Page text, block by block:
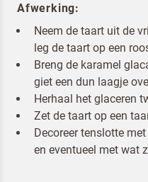
Afwerking:
Neem de taart uit de
leg de taart op een
Breng de karamel
giet een dun laagje
Herhaal het glaceren
Zet de taart op een
Decoreer tenslotte
en eventueel met wat